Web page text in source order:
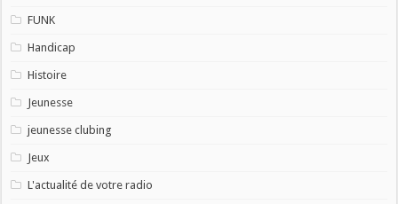
FUNK
Handicap
Histoire
Jeunesse
jeunesse clubing
Jeux
L'actualité de votre radio